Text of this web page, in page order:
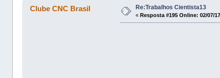
Clube CNC Brasil Re:Trabalhos Cientista13
«Resposta #195 Online: 02/07/